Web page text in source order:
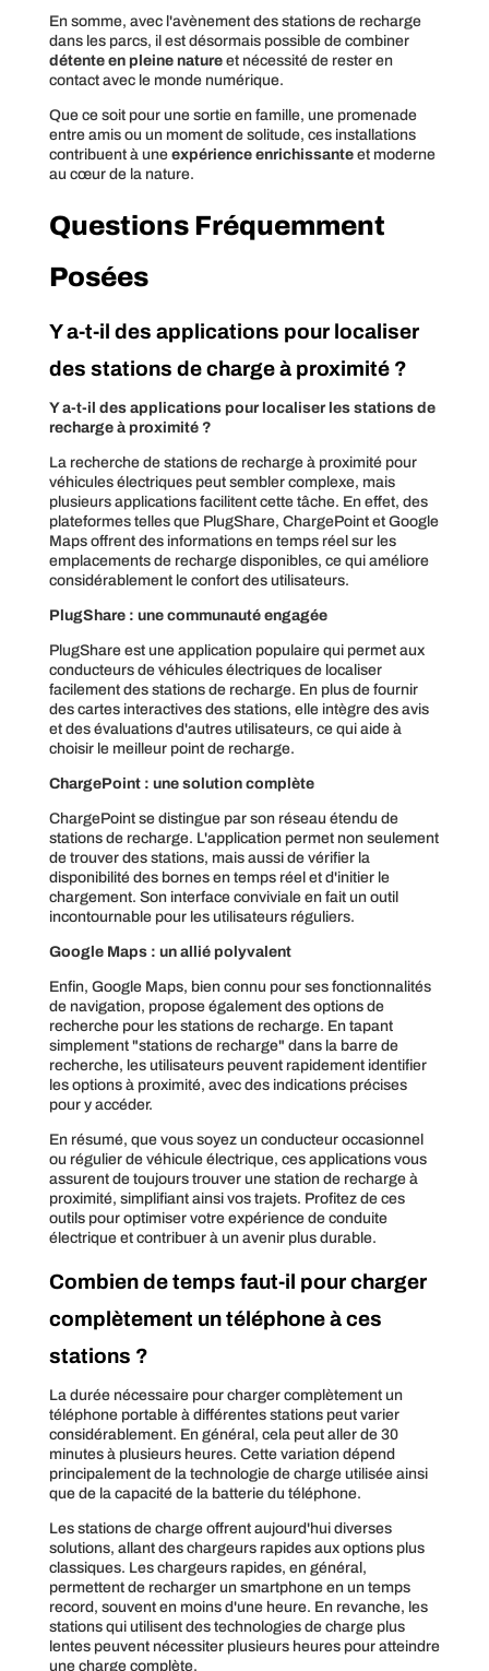
En somme, avec l'avènement des stations de recharge
dans les parcs, il est désormais possible de combiner
détente en pleine natureet nécessité de rester en
contact avec le monde numérique.
Que ce soit pour une sortie en famille, une promenade
entre amis ou un moment de solitude, ces installations
contribuent à une expérience enrichissanteet moderne
au cœur de la nature.
Questions Fréquemment
Posées
Y a-t-il des applications pour localiser
des stations de charge à proximité ?
Y a-t-il des applications pour localiser les stations de
recharge à proximité ?
La recherche de stations de recharge à proximité pour
véhicules électriques peut sembler complexe, mais
plusieurs applications facilitent cette tâche. En effet, des
plateformes telles que PlugShare, ChargePoint et Google
Maps offrent des informations en temps réel sur les
emplacements de recharge disponibles, ce qui améliore
considérablement le confort des utilisateurs.
PlugShare : une communauté engagée
PlugShare est une application populaire qui permet aux
conducteurs de véhicules électriques de localiser
facilement des stations de recharge. En plus de fournir
des cartes interactives des stations, elle intègre des avis
et des évaluations d'autres utilisateurs, ce qui aide à
choisir le meilleur point de recharge.
ChargePoint : une solution complète
ChargePoint se distingue par son réseau étendu de
stations de recharge. L'application permet non seulement
de trouver des stations, mais aussi de vérifier la
disponibilité des bornes en temps réel et d'initier le
chargement. Son interface conviviale en fait un outil
incontournable pour les utilisateurs réguliers.
Google Maps : un allié polyvalent
Enfin, Google Maps, bien connu pour ses fonctionnalités
de navigation, propose également des options de
recherche pour les stations de recharge. En tapant
simplement "stations de recharge" dans la barre de
recherche, les utilisateurs peuvent rapidement identifier
les options à proximité, avec des indications précises
pour y accéder.
En résumé, que vous soyez un conducteur occasionnel
ou régulier de véhicule électrique, ces applications vous
assurent de toujours trouver une station de recharge à
proximité, simplifiant ainsi vos trajets. Profitez de ces
outils pour optimiser votre expérience de conduite
électrique et contribuer à un avenir plus durable.
Combien de temps faut-il pour charger
complètement un téléphone à ces
stations ?
La durée nécessaire pour charger complètement un
téléphone portable à différentes stations peut varier
considérablement. En général, cela peut aller de 30
minutes à plusieurs heures. Cette variation dépend
principalement de la technologie de charge utilisée ainsi
que de la capacité de la batterie du téléphone.
Les stations de charge offrent aujourd'hui diverses
solutions, allant des chargeurs rapides aux options plus
classiques. Les chargeurs rapides, en général,
permettent de recharger un smartphone en un temps
record, souvent en moins d'une heure. En revanche, les
stations qui utilisent des technologies de charge plus
lentes peuvent nécessiter plusieurs heures pour atteindre
une charge complète.